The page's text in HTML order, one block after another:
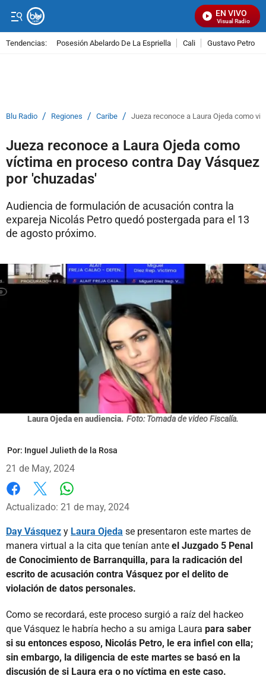
EN VIVO
Señal Visual Radio
Tendencias: Posesión Abelardo De La Espriella Cali Gustavo Petro
Blu Radio / Regiones / Caribe / Jueza reconoce a Laura Ojeda como
Jueza reconoce a Laura Ojeda como
víctima en proceso contra Day Vásquez
por 'chuzadas'
Audiencia de formulación de acusación contra la
expareja Nicolás Petro quedó postergada para el 13
de agosto próximo.
Laura Ojeda en audiencia. Foto: Tomada de video Fiscalía.
Por: Inguel Julieth de la Rosa
21 de May, 2024
Facebook
X
Actualizado: 21 de may, 2024
Day Vásquez y Laura Ojeda se presentaron este martes de
manera virtual a la cita que tenían ante el Juzgado 5 Penal
de Conocimiento de Barranquilla, para la radicación del
escrito de acusación contra Vásquez por el delito de
violación de datos personales.
Como se recordará, este proceso surgió a raíz del hackeo
que Vásquez le habría hecho a su amiga Laura para saber
si su entonces esposo, Nicolás Petro, le era infiel con ella;
sin embargo, la diligencia de este martes se basó en la
discusión de si Laura era o no víctima en este caso.